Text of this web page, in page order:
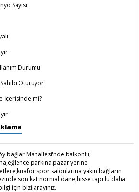
Sayısı
Durumu
Sahibi Oturuyor
İçerisinde mi?
bağlar Mahallesi'nde balkonlu,
parkına,pazar yerine
spor salonlarına yakın bağların
son kat normal daire,hisse tapulu daha
için bizi arayınız.